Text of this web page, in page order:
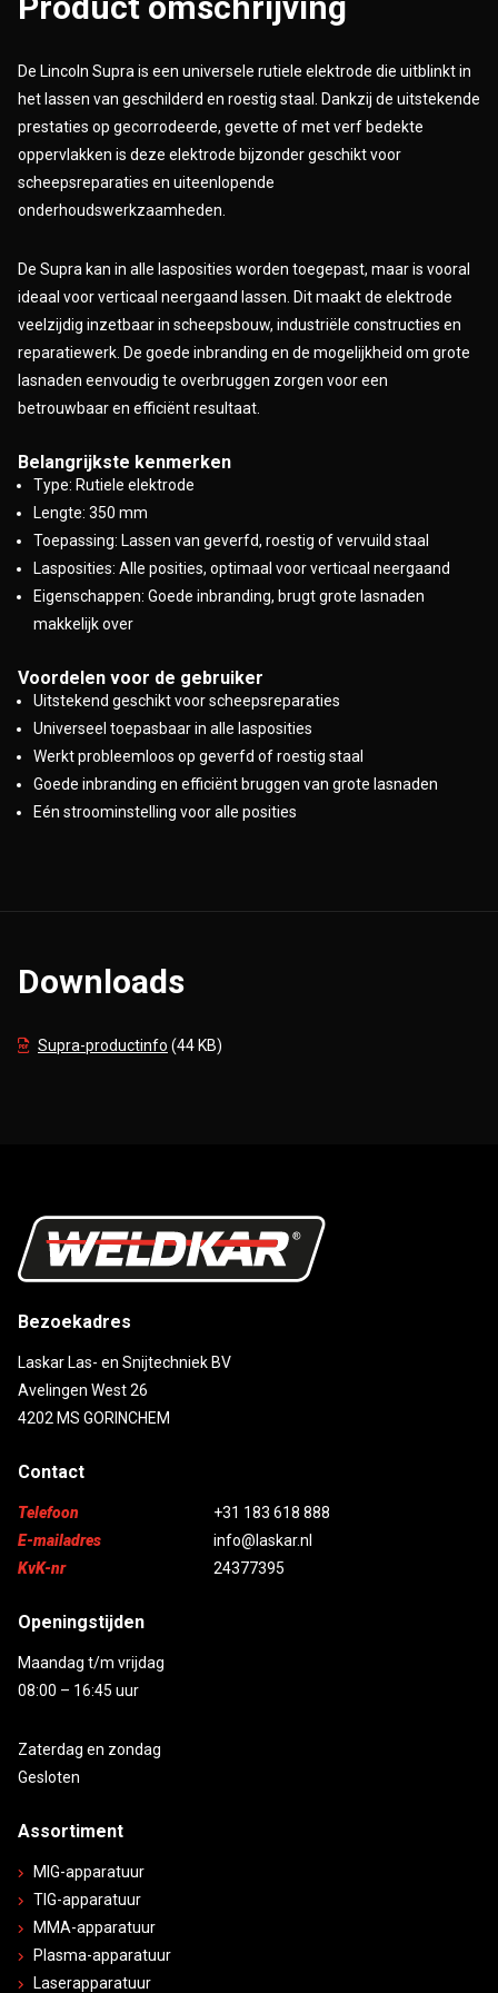
De Lincoln Supra is een universele rutiele elektrode die uitblinkt in
het lassen van geschilderd en roestig staal. Dankzij de uitstekende
prestaties op gecorrodeerde, gevette of met verf bedekte
oppervlakken is deze elektrode bijzonder geschikt voor
scheepsreparaties en uiteenlopende
onderhoudswerkzaamheden.
De Supra kan in alle lasposities worden toegepast, maar is vooral
ideaal voor verticaal neergaand lassen. Dit maakt de elektrode
veelzijdig inzetbaar in scheepsbouw, industriële constructies en
reparatiewerk. De goede inbranding en de mogelijkheid om grote
lasnaden eenvoudig te overbruggen zorgen voor een
betrouwbaar en efficiënt resultaat.
Belangrijkste kenmerken
Type: Rutiele elektrode
Lengte: 350 mm
Toepassing: Lassen van geverfd, roestig of vervuild staal
Lasposities: Alle posities, optimaal voor verticaal neergaand
Eigenschappen: Goede inbranding, brugt grote lasnaden
makkelijk over
Voordelen voor de gebruiker
Uitstekend geschikt voor scheepsreparaties
Universeel toepasbaar in alle lasposities
Werkt probleemloos op geverfd of roestig staal
Goede inbranding en efficiënt bruggen van grote lasnaden
Eén stroominstelling voor alle posities
Downloads
Supra-productinfo (44 KB)
Bezoekadres
Laskar Las- en Snijtechniek BV
Avelingen West 26
4202 MS GORINCHEM
Contact
Telefoon
+31 183 618 888
E-mailadres
info@laskar.nl
KvK-nr
24377395
Openingstijden
Maandag t/m vrijdag
08:00 – 16:45 uur
Zaterdag en zondag
Gesloten
Assortiment
MIG-apparatuur
TIG-apparatuur
MMA-apparatuur
Plasma-apparatuur
Laserapparatuur